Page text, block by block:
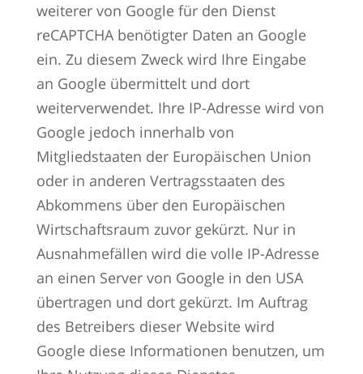
weiterer von Google für den Dienst
reCAPTCHA benötigter Daten an Google
ein. Zu diesem Zweck wird Ihre Eingabe
an Google übermittelt und dort
weiterverwendet. Ihre IP-Adresse wird von
Google jedoch innerhalb von
Mitgliedstaaten der Europäischen Union
oder in anderen Vertragsstaaten des
Abkommens über den Europäischen
Wirtschaftsraum zuvor gekürzt. Nur in
Ausnahmefällen wird die volle IP-Adresse
an einen Server von Google in den USA
übertragen und dort gekürzt. Im Auftrag
des Betreibers dieser Website wird
Google diese Informationen benutzen, um